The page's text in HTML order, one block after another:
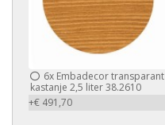
6x Embadecor transparant
kastanje 2,5 liter 38.2610
+€ 491,70